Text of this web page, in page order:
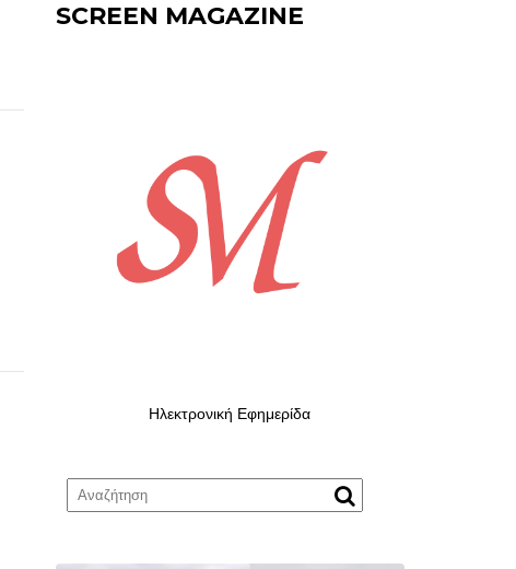
SCREEN MAGAZINE
Ηλεκτρονική Εφημερίδα